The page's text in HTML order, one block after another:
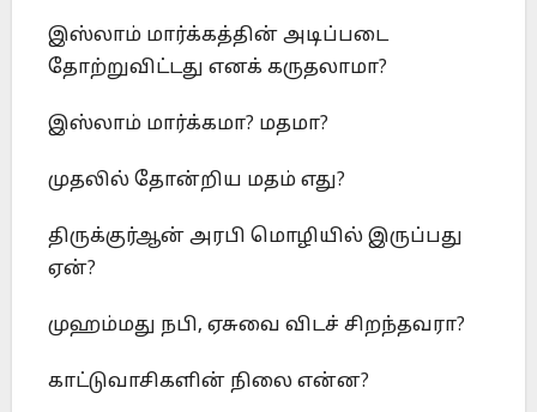
இஸ்லாம் மார்க்கத்தின் அடிப்படை
தோற்றுவிட்டது எனக் கருதலாமா?
இஸ்லாம் மார்க்கமா? மதமா?
முதலில் தோன்றிய மதம் எது?
திருக்குர்ஆன் அரபி மொழியில் இருப்பது
ஏன்?
முஹம்மது நபி, ஏசுவை விடச் சிறந்தவரா?
காட்டுவாசிகளின் நிலை என்ன?